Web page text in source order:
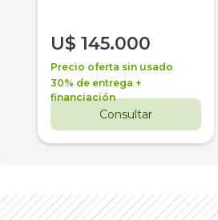
U$ 145.000
Precio oferta sin usado
30% de entrega +
financiación
Consultar